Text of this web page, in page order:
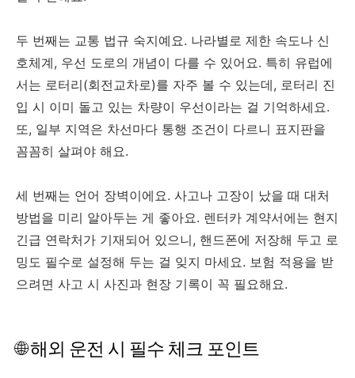
두 번째는 교통 법규 숙지예요. 나라별로 제한 속도나 신
호체계, 우선 도로의 개념이 다를 수 있어요. 특히 유럽에
서는 로터리(회전교차로)를 자주 볼 수 있는데, 로터리 진
입 시 이미 돌고 있는 차량이 우선이라는 걸 기억하세요.
또, 일부 지역은 차선마다 통행 조건이 다르니 표지판을
꼼꼼히 살펴야 해요.
세 번째는 언어 장벽이에요. 사고나 고장이 났을 때 대처
방법을 미리 알아두는 게 좋아요. 렌터카 계약서에는 현지
긴급 연락처가 기재되어 있으니, 핸드폰에 저장해 두고 로
밍도 필수로 설정해 두는 걸 잊지 마세요. 보험 적용을 받
으려면 사고 시 사진과 현장 기록이 꼭 필요해요.
🌐 해외 운전 시 필수 체크 포인트